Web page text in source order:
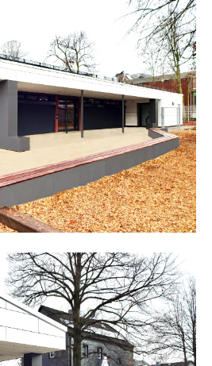
amet, consectetuer
eget dolor. aenean massa. cum
mus. donec quam felis,